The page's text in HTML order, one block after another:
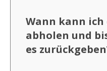
Wann kann ich
abholen und
es